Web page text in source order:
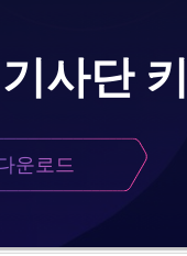
사단
운로드